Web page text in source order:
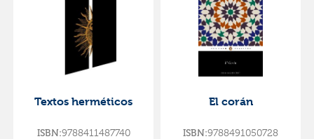
Textos herméticos
ISBN:9788411487740
El corán
ISBN:9788491050728